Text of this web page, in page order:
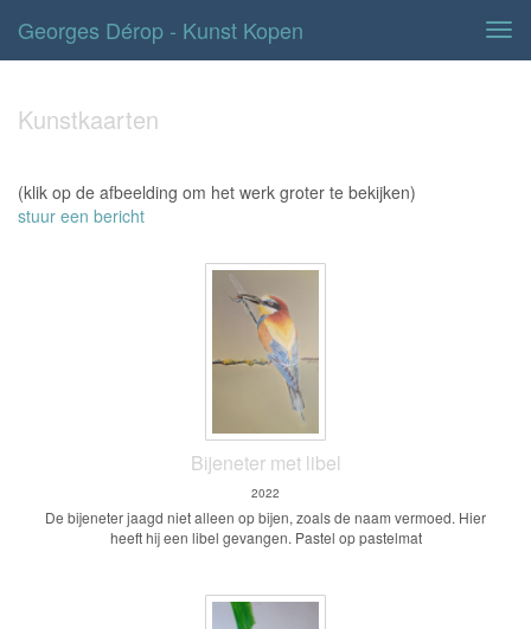
Georges Dérop - Kunst Kopen
Kunstkaarten
(klik op de afbeelding om het werk groter te bekijken)
stuur een bericht
Bijeneter met libel
2022
De bijeneter jaagd niet alleen op bijen, zoals de naam vermoed. Hier
heeft hij een libel gevangen. Pastel op pastelmat